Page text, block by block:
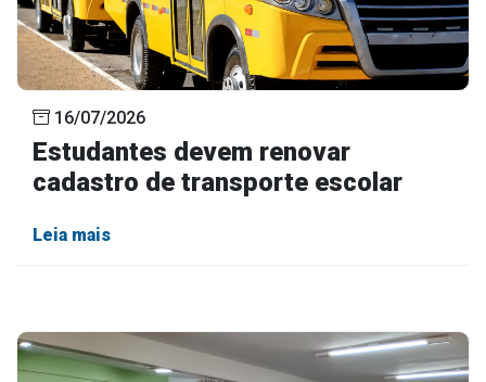
16/07/2026
Estudantes devem renovar
cadastro de transporte escolar
Leia mais